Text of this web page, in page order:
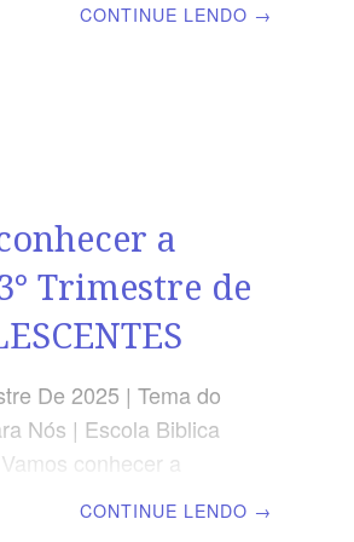
» Mt 7.24-26Sexta »
CONTINUE LENDO →
a
Trimestre de
De 2025 | Tema do
Nós | Escola Biblica
conhecer a
CONTINUE LENDO →